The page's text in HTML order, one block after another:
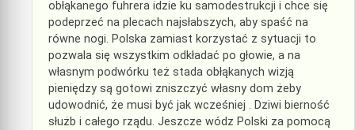
obłąkanego fuhrera idzie ku samodestrukcji i chce się
podeprzeć na plecach najsłabszych, aby spaść na
równe nogi. Polska zamiast korzystać z sytuacji to
pozwala się wszystkim odkładać po głowie, a na
własnym podwórku też stada obłąkanych wizją
pieniędzy są gotowi zniszczyć własny dom żeby
udowodnić, że musi być jak wcześniej . Dziwi bierność
służb i całego rządu. Jeszcze wódz Polski za pomocą